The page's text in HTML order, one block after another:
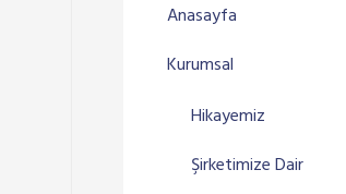
Anasayfa
Kurumsal
Hikayemiz
Şirketimize Dair